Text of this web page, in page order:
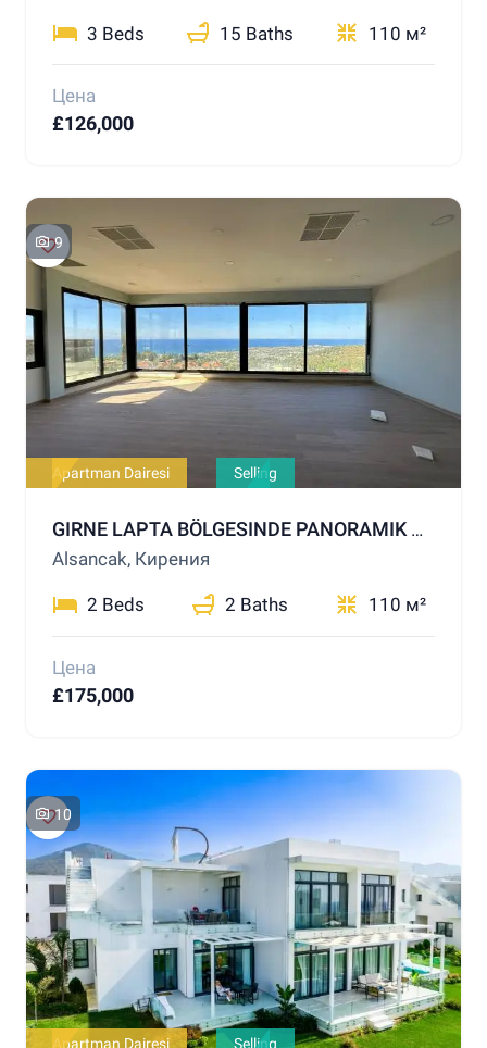
3 Beds 15 Baths 110 м²
Цена
£126,000
9
Apartman Dairesi Selling
GIRNE LAPTA BÖLGESINDE PANORAMIK DENIZ MANZARALI SATILIK DAIRE
Alsancak, Кирения
2 Beds 2 Baths 110 м²
Цена
£175,000
10
Apartman Dairesi Selling